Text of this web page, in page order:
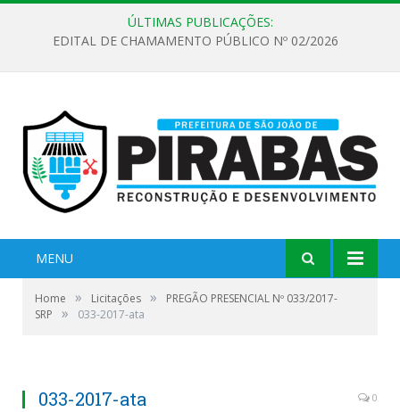
ÚLTIMAS PUBLICAÇÕES:
EDITAL DE CHAMAMENTO PÚBLICO Nº 02/2026
MENU
Home » Licitações »
PREGÃO PRESENCIAL Nº 033/2017-
SRP
» 033-2017-ata
033-2017-ata 0